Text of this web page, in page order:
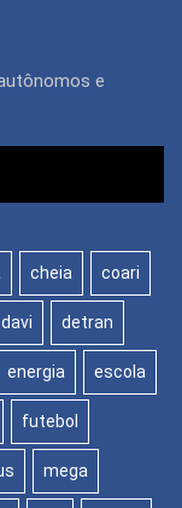
e
cheia coari
davi detran
energia escola
futebol
mega